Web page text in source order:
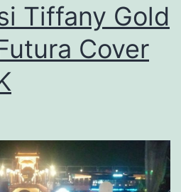
Tiffany Gold
Cover